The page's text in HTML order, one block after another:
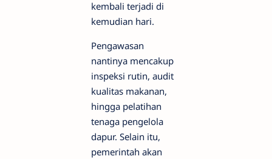
kembali terjadi di
kemudian hari.
Pengawasan
nantinya mencakup
inspeksi rutin, audit
kualitas makanan,
hingga pelatihan
tenaga pengelola
dapur. Selain itu,
pemerintah akan